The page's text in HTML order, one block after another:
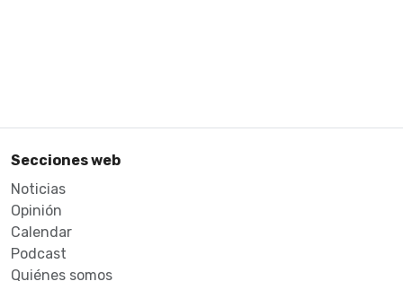
Secciones web
Noticias
Opinión
Calendar
Podcast
Quiénes somos